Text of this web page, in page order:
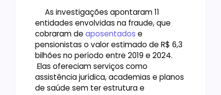
As investigações apontaram 11
entidades envolvidas na fraude, que
cobraram de aposentados e
pensionistas o valor estimado de R$ 6,3
bilhões no período entre 2019 e 2024.
Elas ofereciam serviços como
assistência jurídica, academias e planos
de saúde sem ter estrutura e